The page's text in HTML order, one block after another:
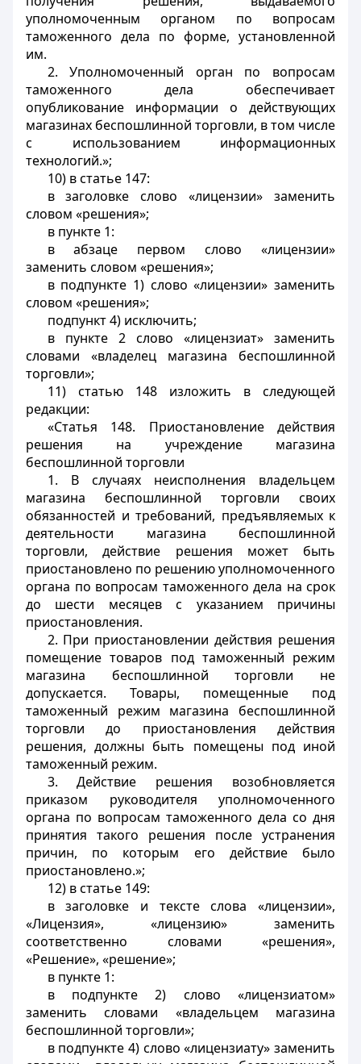
уполномоченным органом по вопросам
таможенного дела по форме, установленной
им.
2. Уполномоченный орган по вопросам
таможенного дела обеспечивает
опубликование информации о действующих
магазинах беспошлинной торговли, в том числе
с использованием информационных
технологий.»;
10) в статье 147:
в заголовке слово «лицензии» заменить
словом «решения»;
в пункте 1:
в абзаце первом слово «лицензии»
заменить словом «решения»;
в подпункте 1) слово «лицензии» заменить
словом «решения»;
подпункт 4) исключить;
в пункте 2 слово «лицензиат» заменить
словами «владелец магазина беспошлинной
торговли»;
11) статью 148 изложить в следующей
редакции:
«Статья 148. Приостановление действия
решения на учреждение магазина
беспошлинной торговли
1. В случаях неисполнения владельцем
магазина беспошлинной торговли своих
обязанностей и требований, предъявляемых к
деятельности магазина беспошлинной
торговли, действие решения может быть
приостановлено по решению уполномоченного
органа по вопросам таможенного дела на срок
до шести месяцев с указанием причины
приостановления.
2. При приостановлении действия решения
помещение товаров под таможенный режим
магазина беспошлинной торговли не
допускается. Товары, помещенные под
таможенный режим магазина беспошлинной
торговли до приостановления действия
решения, должны быть помещены под иной
таможенный режим.
3. Действие решения возобновляется
приказом руководителя уполномоченного
органа по вопросам таможенного дела со дня
принятия такого решения после устранения
причин, по которым его действие было
приостановлено.»;
12) в статье 149:
в заголовке и тексте слова «лицензии»,
«Лицензия», «лицензию» заменить
соответственно словами «решения»,
«Решение», «решение»;
в пункте 1:
в подпункте 2) слово «лицензиатом»
заменить словами «владельцем магазина
беспошлинной торговли»;
в подпункте 4) слово «лицензиату» заменить